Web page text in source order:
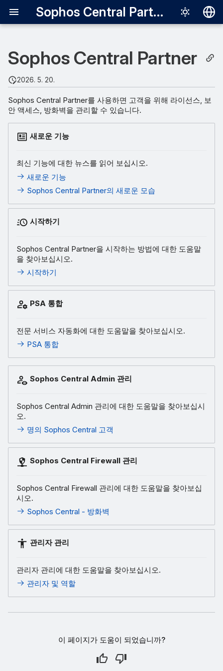
Sophos Central Partner
English
Français
日本語
Sophos Central Partner
2026. 5. 20.
Sophos Central Partner를 사용하면 고객을 위해 라이선스, 보
안 액세스, 방화벽을 관리할 수 있습니다.
새로운 기능
최신 기능에 대한 뉴스를 읽어 보십시오.
새로운 기능
Sophos Central Partner의 새로운 모습
시작하기
Sophos Central Partner을 시작하는 방법에 대한 도움말
을 찾아보십시오.
시작하기
PSA 통합
전문 서비스 자동화에 대한 도움말을 찾아보십시오.
PSA 통합
Sophos Central Admin 관리
Sophos Central Admin 관리에 대한 도움말을 찾아보십시
오.
명의 Sophos Central 고객
Sophos Central Firewall 관리
Sophos Central Firewall 관리에 대한 도움말을 찾아보십
시오.
Sophos Central - 방화벽
관리자 관리
관리자 관리에 대한 도움말을 찾아보십시오.
관리자 및 역할
이 페이지가 도움이 되었습니까?